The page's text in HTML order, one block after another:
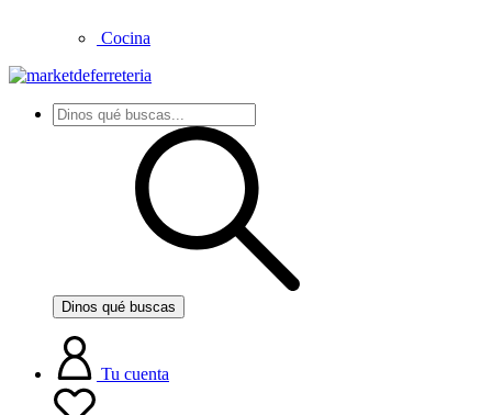
Cocina
Dinos qué buscas
Tu cuenta